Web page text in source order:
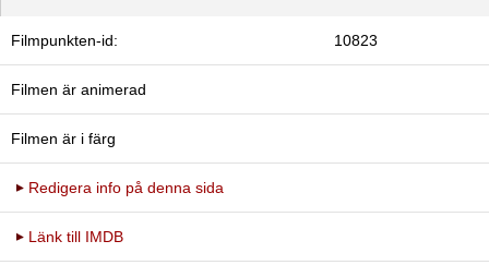
Filmpunkten-id: 10823
Filmen är animerad
Filmen är i färg
Redigera info på denna sida
Länk till IMDB